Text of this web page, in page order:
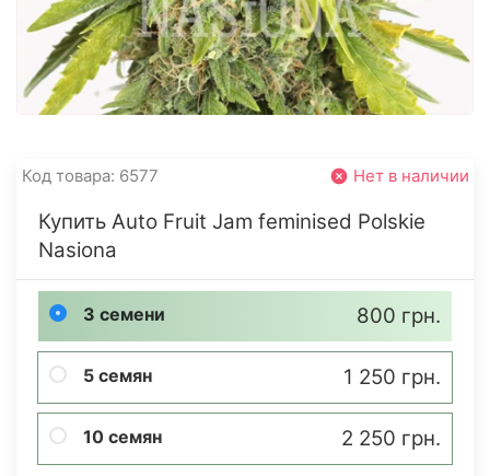
Код товара: 6577 Нет в наличии
Купить Auto Fruit Jam feminised Polskie
Nasiona
3 семени 800 грн.
5 семян 1 250 грн.
10 семян 2 250 грн.